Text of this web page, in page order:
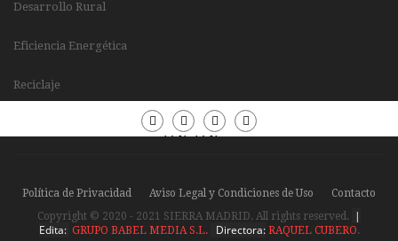
Desarrollo Rural
Eficiencia Energética
Reciclaje
Periódico
Periódico
Política de Privacidad Aviso Legal y Condiciones de Uso
Contacto
Copyright © 2020 - 2021 SIERRA MADRID. All rights reserved.
|
Edita: GRUPO BABEL MEDIA S.L. Directora:RAQUEL CUBERO.